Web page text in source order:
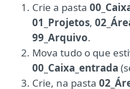
Crie a pasta
01_Projetos,
99_Arquivo.
Mova tudo o que
00_Caixa_entrada
Crie, na pasta